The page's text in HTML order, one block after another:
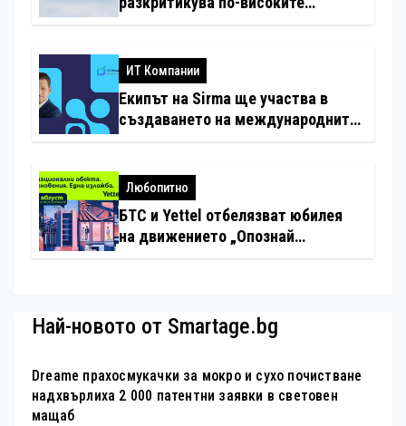
ИТ Компании
Екипът на Sirma ще участва в
създаването на международните
хотелиерството
Любопитно
БТС и Yettel отбелязват юбилея
на движението „Опознай
Най-новото от Smartage.bg
Dreame прахосмукачки за мокро и сухо почистване
надхвърлиха 2 000 патентни заявки в световен
мащаб